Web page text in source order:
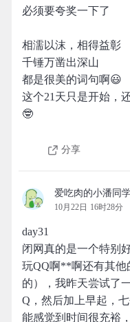
必须要夸奖一下了
相濡以沫，相得益彰
千锤万凿出深山
都是很美的词句啊😃
这个21天只是开始，
🤓
分享
爱吃肉的小潘同
10月22日 16时28分
day31
闭网真的是一个特别
玩QQ啊**啊还有其他
的），我昨天尝试了
Q，然后加上早起，
能感觉到时间很充裕